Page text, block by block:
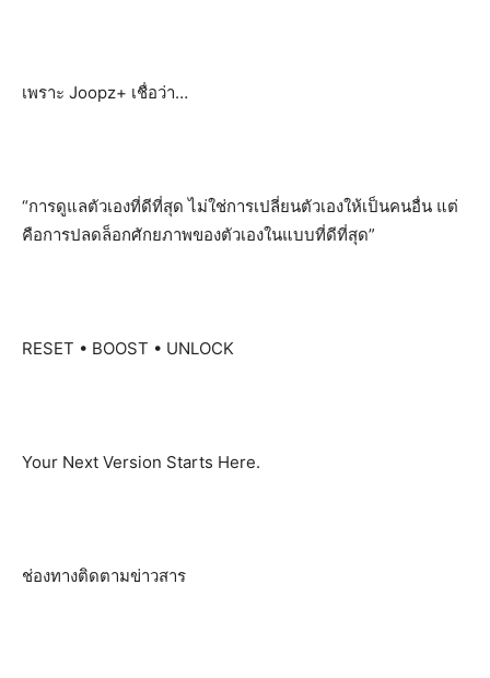
เพราะ Joopz+ เชื่อว่า…
“การดูแลตัวเองที่ดีที่สุด ไม่ใช่การเปลี่ยนตัวเองให้เป็นคนอื่น แต่
คือการปลดล็อกศักยภาพของตัวเองในแบบที่ดีที่สุด”
RESET • BOOST • UNLOCK
Your Next Version Starts Here.
ช่องทางติดตามข่าวสาร